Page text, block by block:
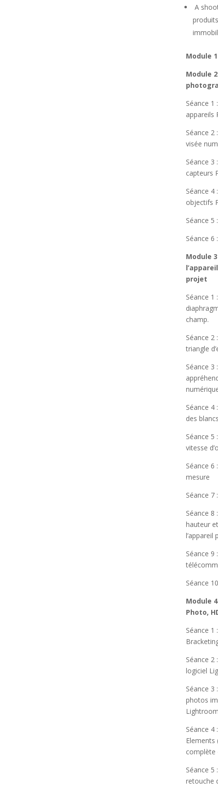
A
Module
Module
Séance 1
appareils
Séance 2
visée
Séance 3
capteurs
Séance 4
objectifs
Séance 5
Séance 6
Module
projet
Séance 1
champ.
Séance 2
triangle
Séance 3
Séance 4
des
Séance 5
vitesse
Séance 6
mesure
Séance 7
Séance 8
hauteur
l’appareil
Séance 9
Séance
Module
Photo,
Séance 1
Séance 2
logiciel
Séance 3
photos
Séance 4
complète
Séance 5
retouche